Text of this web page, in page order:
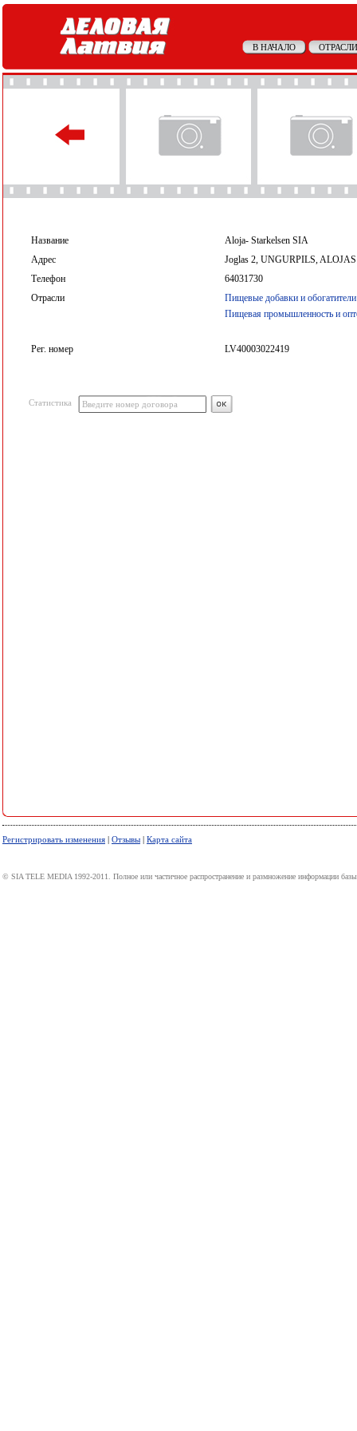
В НАЧАЛО
Название
Aloja- Starkelsen SIA
Адрес
Joglas 2, UNGURPILS,
Телефон
64031730
Отрасли
Пищевые добавки и обогатители
Пищевая промышленность и
Рег. номер LV40003022419
Статистика Введите номер договора
Регистрировать изменения | Отзывы | Карта сайта
© SIA TELE MEDIA 1992-2011. Полное или частичное распространение и размножение информации